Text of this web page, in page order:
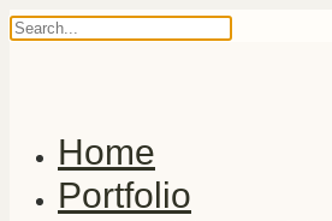
Home
Portfolio